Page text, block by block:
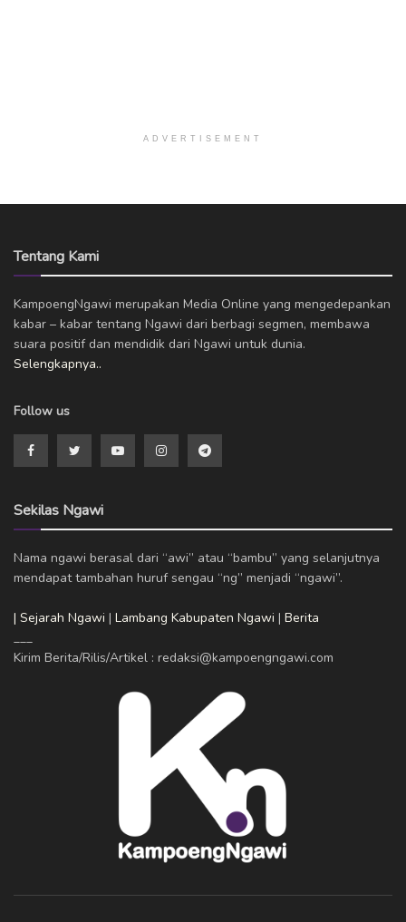
ADVERTISEMENT
Tentang Kami
KampoengNgawi merupakan Media Online yang mengedepankan
kabar – kabar tentang Ngawi dari berbagi segmen, membawa
suara positif dan mendidik dari Ngawi untuk dunia.
Selengkapnya..
Follow us
Sekilas Ngawi
Nama ngawi berasal dari “awi” atau “bambu” yang selanjutnya
mendapat tambahan huruf sengau “ng” menjadi “ngawi”.
| Sejarah Ngawi | Lambang Kabupaten Ngawi | Berita
___
Kirim Berita/Rilis/Artikel : redaksi@kampoengngawi.com